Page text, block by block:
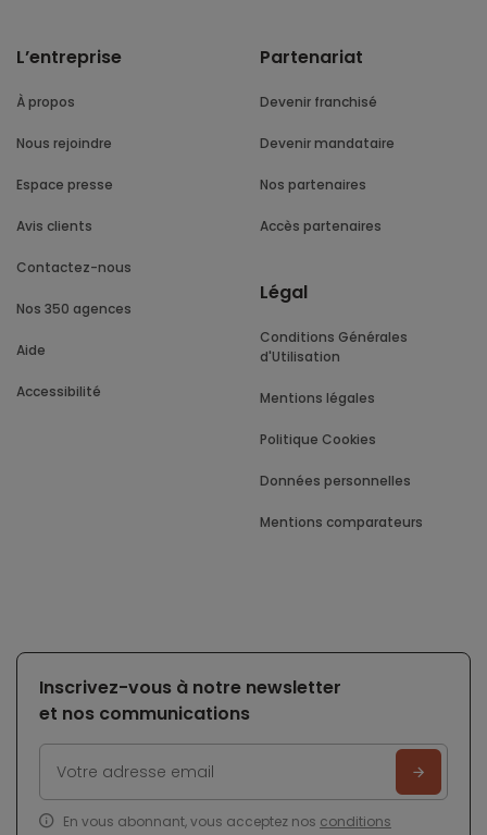
L’entreprise
À propos
Nous rejoindre
Espace presse
Avis clients
Contactez-nous
Nos 350 agences
Aide
Accessibilité
Partenariat
Devenir franchisé
Devenir mandataire
Nos partenaires
Accès partenaires
Légal
Conditions Générales
d'Utilisation
Mentions légales
Politique Cookies
Données personnelles
Mentions comparateurs
Inscrivez-vous à notre newsletter
et nos communications
En vous abonnant, vous acceptez nos conditions